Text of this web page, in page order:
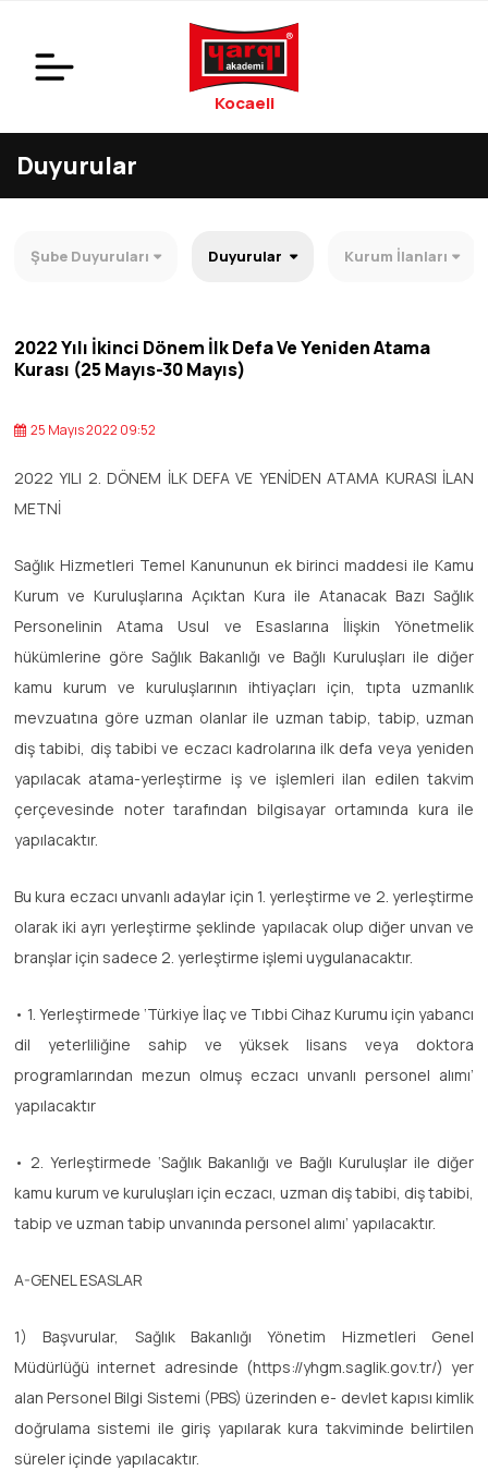
Kocaeli
Duyurular
Şube Duyuruları Duyurular Kurum İlanları
2022 Yılı İkinci Dönem İlk Defa Ve Yeniden Atama
Kurası (25 Mayıs-30 Mayıs)
25 Mayıs 2022 09:52
2022 YILI 2. DÖNEM İLK DEFA VE YENİDEN ATAMA KURASI İLAN
METNİ
Sağlık Hizmetleri Temel Kanununun ek birinci maddesi ile Kamu
Kurum ve Kuruluşlarına Açıktan Kura ile Atanacak Bazı Sağlık
Personelinin Atama Usul ve Esaslarına İlişkin Yönetmelik
hükümlerine göre Sağlık Bakanlığı ve Bağlı Kuruluşları ile diğer
kamu kurum ve kuruluşlarının ihtiyaçları için, tıpta uzmanlık
mevzuatına göre uzman olanlar ile uzman tabip, tabip, uzman
diş tabibi, diş tabibi ve eczacı kadrolarına ilk defa veya yeniden
yapılacak atama-yerleştirme iş ve işlemleri ilan edilen takvim
çerçevesinde noter tarafından bilgisayar ortamında kura ile
yapılacaktır.
Bu kura eczacı unvanlı adaylar için 1. yerleştirme ve 2. yerleştirme
olarak iki ayrı yerleştirme şeklinde yapılacak olup diğer unvan ve
branşlar için sadece 2. yerleştirme işlemi uygulanacaktır.
• 1. Yerleştirmede ‘Türkiye İlaç ve Tıbbi Cihaz Kurumu için yabancı
dil yeterliliğine sahip ve yüksek lisans veya doktora
programlarından mezun olmuş eczacı unvanlı personel alımı’
yapılacaktır
• 2. Yerleştirmede ‘Sağlık Bakanlığı ve Bağlı Kuruluşlar ile diğer
kamu kurum ve kuruluşları için eczacı, uzman diş tabibi, diş tabibi,
tabip ve uzman tabip unvanında personel alımı’ yapılacaktır.
A-GENEL ESASLAR
1) Başvurular, Sağlık Bakanlığı Yönetim Hizmetleri Genel
Müdürlüğü internet adresinde (https://yhgm.saglik.gov.tr/) yer
alan Personel Bilgi Sistemi (PBS) üzerinden e- devlet kapısı kimlik
doğrulama sistemi ile giriş yapılarak kura takviminde belirtilen
süreler içinde yapılacaktır.